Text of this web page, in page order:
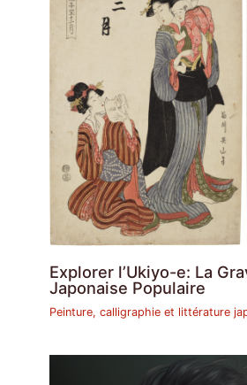
Explorer l’Ukiyo-e: La
Japonaise Populaire
Peinture, calligraphie et littérature